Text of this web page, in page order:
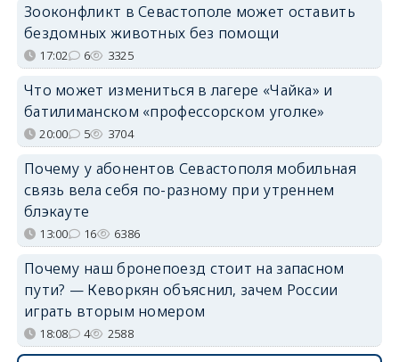
Зооконфликт в Севастополе может оставить
бездомных животных без помощи
17:02 6 3325
Что может измениться в лагере «Чайка» и
батилиманском «профессорском уголке»
20:00 5 3704
Почему у абонентов Севастополя мобильная
связь вела себя по-разному при утреннем
блэкауте
13:00 16 6386
Почему наш бронепоезд стоит на запасном
пути? — Кеворкян объяснил, зачем России
играть вторым номером
18:08 4 2588